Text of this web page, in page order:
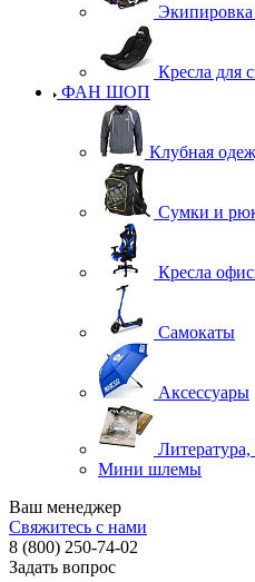
Экипировка
Кресла для
ФАН ШОП
Клубная
Сумки и
Кресла
Самокаты
Аксессуары
Литература,
Мини шлемы
Ваш менеджер
Свяжитесь с нами
8 (800) 250-74-02
Задать вопрос